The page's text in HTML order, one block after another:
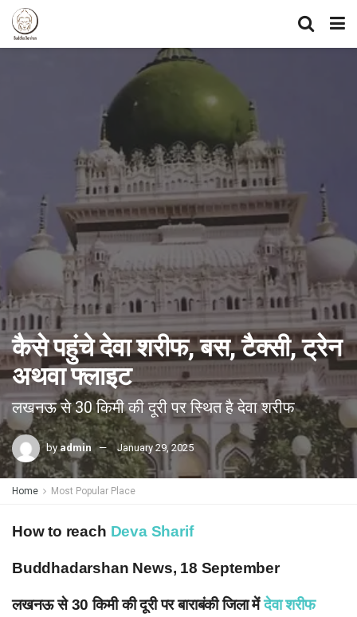
कैसे पहुंचे देवा शरीफ, बस, टैक्सी, ट्रेन
अथवा फ्लाइट
लखनऊ से 30 किमी की दूरी पर स्थित है देवा शरीफ
by admin January 29, 2025
Home Most Popular Place
How to reach Deva Sharif
Buddhadarshan News, 18 September
लखनऊ से 30 किमी की दूरी पर बाराबंकी जिला मेंदेवा शरीफ